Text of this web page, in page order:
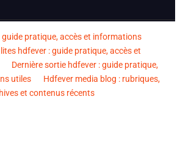
guide pratique, accès et informations
hdfever : guide pratique, accès et
Dernière sortie hdfever : guide pratique,
utiles
Hdfever media blog : rubriques,
et contenus récents